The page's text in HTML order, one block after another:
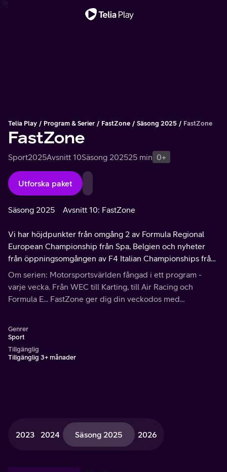
Telia Play Program & Serier FastZone Säsong 2025 FastZone
FastZone
Sport2025Avsnitt 10Säsong 202525 min 0+
Utforska paket
Säsong 2025 Avsnitt 10: FastZone
Vi har höjdpunkter från omgång 2 av Formula Regional
European Championship från Spa, Belgien och nyheter
från öppningsomgången av F4 Italian Championships från
Misano, Italien.
Om serien: Motorsportsvärlden fångad i ett program -
varje vecka. Från WEC till Karting, till Air Racing och
Formula E... FastZone ger dig din veckodos med
Genrer
Sport
Tillgänglig
Tillgänglig 3+ månader
2023 2024 Säsong 2025 2026